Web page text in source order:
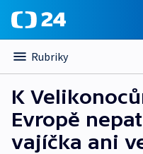
Rubriky
K
Evropě
vajíčka ani